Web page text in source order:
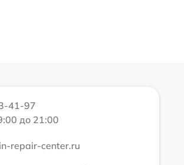
41-97
до 21:00
repair-center.ru